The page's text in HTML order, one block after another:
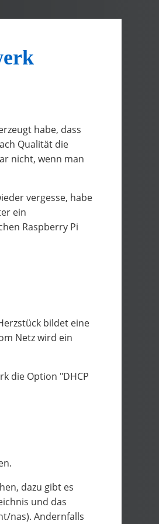
habe, dass
Qualität die
nicht, wenn man
vergesse, habe
ein
Raspberry Pi
bildet eine
Netz wird ein
die Option "DHCP
dazu gibt es
und das
nas). Andernfalls